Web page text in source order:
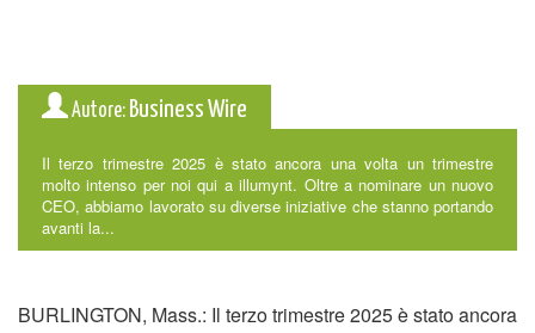
Autore: Business Wire
Il terzo trimestre 2025 è stato ancora una volta un trimestre
molto intenso per noi qui a illumynt. Oltre a nominare un nuovo
CEO, abbiamo lavorato su diverse iniziative che stanno portando
avanti la...
BURLINGTON, Mass.: Il terzo trimestre 2025 è stato ancora